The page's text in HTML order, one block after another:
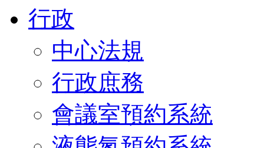
行政
中心法規
行政庶務
會議室預約系統